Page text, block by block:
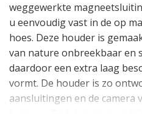
weggewerkte
u eenvoudig vast in de op
hoes. Deze houder is
van nature onbreekbaar en
daardoor een extra laag
vormt. De houder is zo
aansluitingen en de camera